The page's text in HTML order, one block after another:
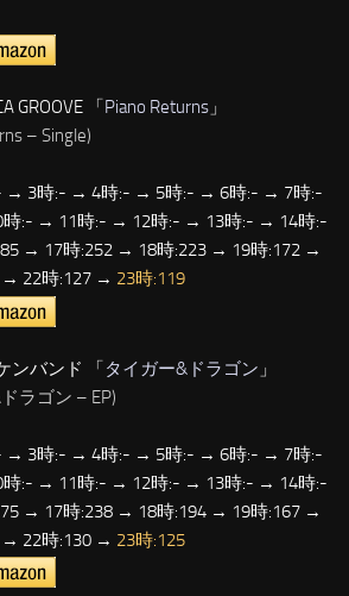
GROOVE 「Piano Returns 」
– Single)
→ 3時:- → 4時:- → 5時:- → 6時:- → 7時:-
:- → 11時:- → 12時:- → 13時:- → 14時:-
→ 17時:252 → 18時:223 → 19時:172 →
→ 22時:127 → 23時:119
ンバンド 「タイガー&ドラゴン 」
ラゴン – EP)
→ 3時:- → 4時:- → 5時:- → 6時:- → 7時:-
:- → 11時:- → 12時:- → 13時:- → 14時:-
→ 17時:238 → 18時:194 → 19時:167 →
→ 22時:130 → 23時:125